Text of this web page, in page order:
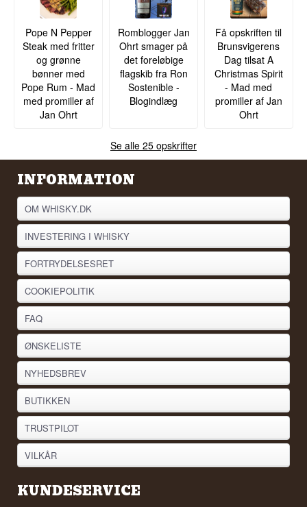
Det tog over 90 forsøg for Canerocks producenter
at ramme den præcise balance mellem vanilje,
ingefær og kokos, der i dag udgør husets
signaturkrydderiblanding.
Se hele vores udvalg af
Canerock
Specifikationer
Navn: Clarendon 2008/2021 Valinch & Mallet 12
Destilleri: Clarendon
Aftapper:Valinch & Mallet
Region/Land: Jamaica
Type: Single Cask Rom
Alder: 12 år
Aftappet: 2021
Serveringsforslag: Alene til udforskning
Smagsprofil
Vidste du at?
Denne flaske er en del af Valinch & Mallets "Spirit
originalt maleri af en ung, uetableret kunstner, en
måde for aftapperen at kombinere sin passion for
Pope N Pepper
Steak med fritter
og grønne
bønner med
Pope Rum - Mad
med promiller af
Jan Ohrt
Romblogger Jan
Ohrt smager på
det foreløbige
flagskib fra Ron
Sostenible -
Blogindlæg
Få opskriften til
Brunsvigerens
Dag tilsat A
Christmas Spirit
- Mad med
promiller af Jan
Ohrt
Se alle 25 opskrifter
INFORMATION
OM WHISKY.DK
INVESTERING I WHISKY
FORTRYDELSESRET
COOKIEPOLITIK
FAQ
ØNSKELISTE
NYHEDSBREV
BUTIKKEN
TRUSTPILOT
VILKÅR
KUNDESERVICE